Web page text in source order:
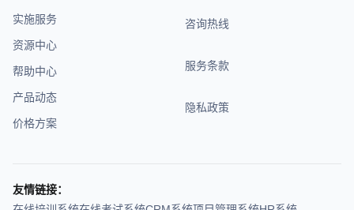
实施服务
资源中心
帮助中心
产品动态
价格方案
咨询热线
服务条款
隐私政策
友情链接：